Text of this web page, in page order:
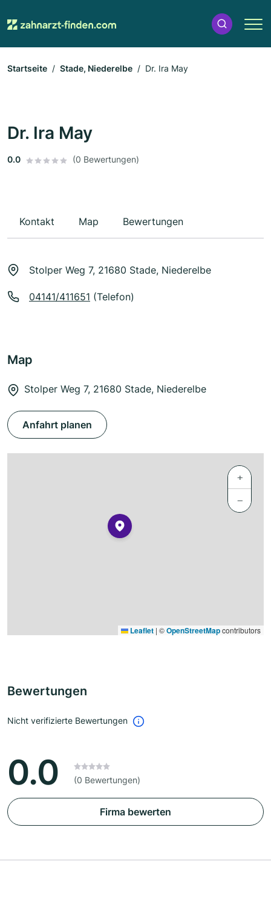
Startseite Stade, Niederelbe Dr. Ira May
Dr. Ira May
0.0 (0 Bewertungen)
Kontakt Map Bewertungen
Stolper Weg 7, 21680 Stade, Niederelbe
04141/411651 (Telefon)
Map
Stolper Weg 7, 21680 Stade, Niederelbe
Anfahrt planen
+
−
Leaflet | ©OpenStreetMapcontributors
Bewertungen
Nicht verifizierte Bewertungen
0.0 (0 Bewertungen)
Firma bewerten